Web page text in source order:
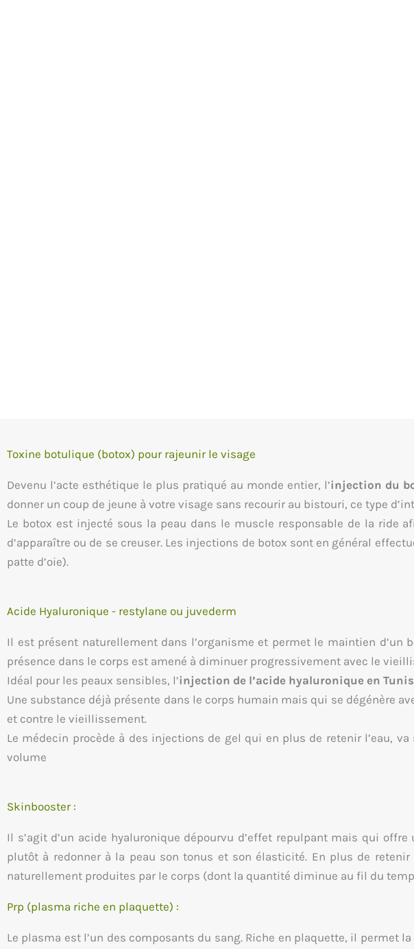
Toxine botulique (botox) pour rajeunir le visage
Devenu l’acte esthétique le plus pratiqué au monde entier, l’injection du
donner un coup de jeune à votre visage sans recourir au bistouri, ce type
Le botox est injecté sous la peau dans le muscle responsable de la ride
d’apparaître ou de se creuser. Les injections de botox sont en général
patte d’oie).
Acide Hyaluronique - restylane ou juvederm
Il est présent naturellement dans l’organisme et permet le maintien d’un
présence dans le corps est amené à diminuer progressivement avec le
Idéal pour les peaux sensibles, l’injection de l’acide hyaluronique en
Une substance déjà présente dans le corps humain mais qui se dégénère
et contre le vieillissement.
Le médecin procède à des injections de gel qui en plus de retenir l’eau,
volume
Skinbooster :
Il s’agit d’un acide hyaluronique dépourvu d’effet repulpant mais qui
plutôt à redonner à la peau son tonus et son élasticité. En plus de retenir
naturellement produites par le corps (dont la quantité diminue au fil du
Prp (plasma riche en plaquette) :
Le plasma est l’un des composants du sang. Riche en plaquette, il permet